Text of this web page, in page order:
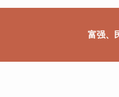
富强、